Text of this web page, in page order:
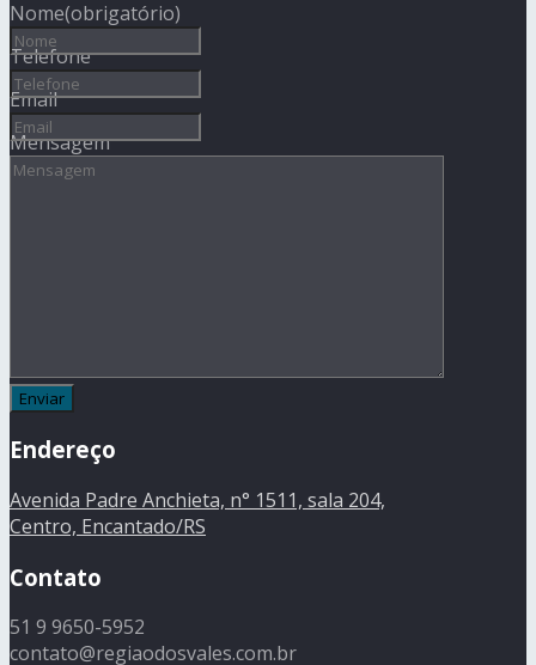
Nome(obrigatório)
Telefone
Email
Mensagem
Endereço
Avenida Padre Anchieta, n° 1511, sala 204,
Centro, Encantado/RS
Contato
51 9 9650-5952
contato@regiaodosvales.com.br